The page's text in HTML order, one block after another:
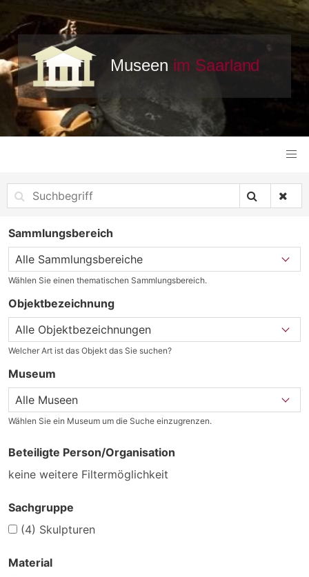
Sammlungsbereich
Wählen Sie einen thematischen Sammlungsbereich.
Objektbezeichnung
Welcher Art ist das Objekt das Sie suchen?
Museum
Wählen Sie ein Museum um die Suche einzugrenzen.
Beteiligte Person/Organisation
keine weitere Filtermöglichkeit
Sachgruppe
(4) Skulpturen
Material